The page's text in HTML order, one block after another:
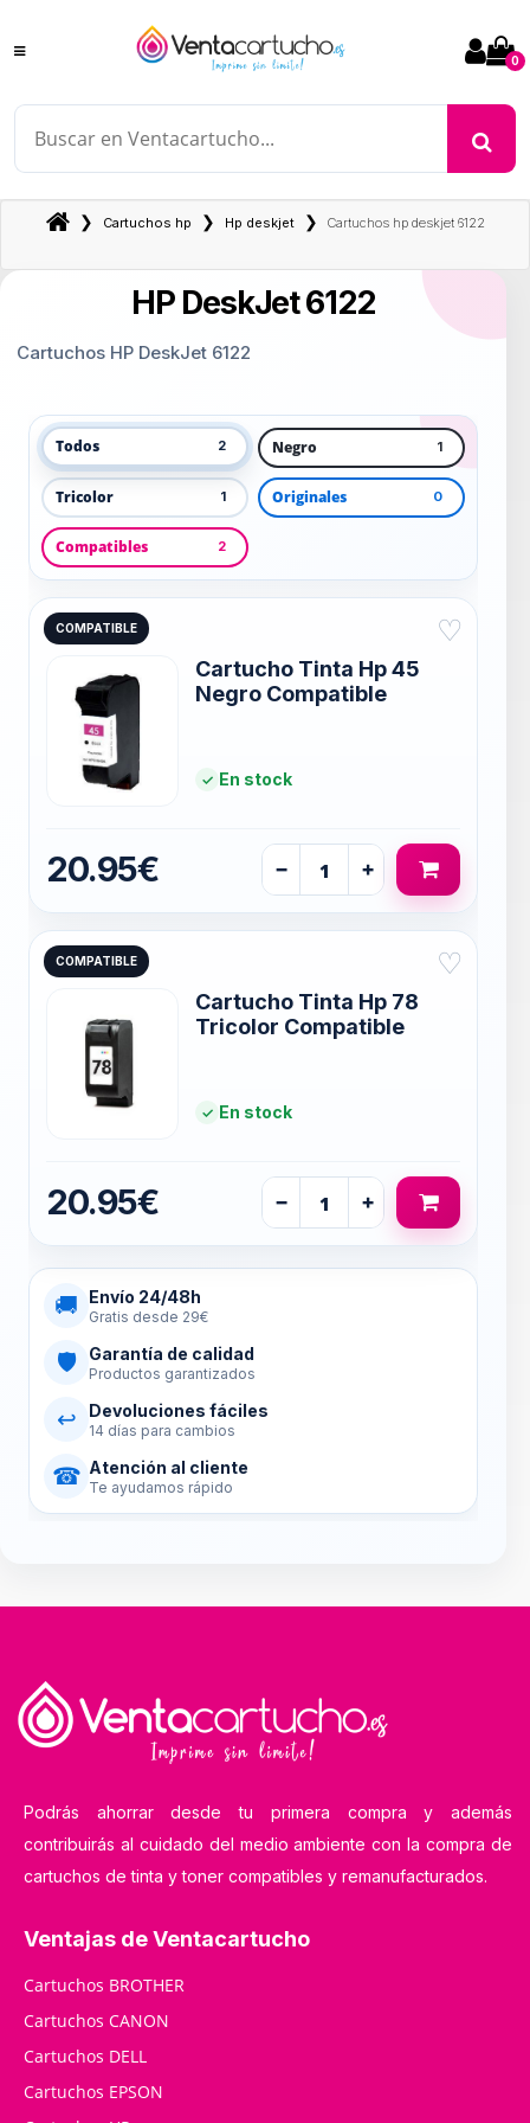
0
❯ Cartuchos hp ❯ Hp deskjet❯ Cartuchos hp deskjet 6122
HP DeskJet 6122
Cartuchos HP DeskJet 6122
Todos 2 Negro 1
Tricolor 1 Originales 0
Compatibles 2
COMPATIBLE ♡
Cartucho Tinta Hp 45
Negro Compatible
En stock
20.95€ − +
COMPATIBLE ♡
Cartucho Tinta Hp 78
Tricolor Compatible
En stock
20.95€ − +
🚚 Envío 24/48h
Gratis desde 29€
🛡 Garantía de calidad
Productos garantizados
↩ Devoluciones fáciles
14 días para cambios
☎ Atención al cliente
Te ayudamos rápido
Podrás ahorrar desde tu primera compra y además
contribuirás al cuidado del medio ambiente con la compra de
cartuchos de tinta y toner compatibles y remanufacturados.
Ventajas de Ventacartucho
Cartuchos BROTHER
Cartuchos CANON
Cartuchos DELL
Cartuchos EPSON